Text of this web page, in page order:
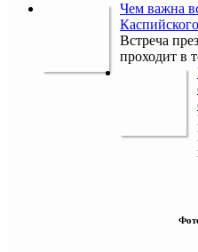
Чем важна
Встреча
проходит в